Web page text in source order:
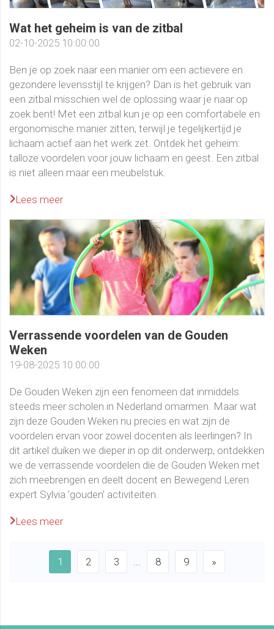
Wat het geheim is van de zitbal
02-10-2025 10:00:00
Ben je op zoek naar een manier om een actievere en
gezondere levensstijl te krijgen? Dan is het gebruik van
een zitbal misschien wel de oplossing waar je naar op
zoek bent! Met een zitbal kun je op een comfortabele en
ergonomische manier zitten, terwijl je tegelijkertijd je
lichaam actief aan het werk zet. Ontdek het geheim:
talloze voordelen voor jouw lichaam en geest. Een zitbal
is niet alleen maar een meubelstuk.
Lees meer
Verrassende voordelen van de Gouden
Weken
19-08-2025 10:00:00
De Gouden Weken zijn een fenomeen dat inmiddels
steeds meer scholen in Nederland omarmen. Maar wat
zijn deze Gouden Weken nu precies en wat zijn de
voordelen ervan voor zowel docenten als leerlingen? In
dit artikel duiken we dieper in op dit onderwerp, ontdekken
we de verrassende voordelen die de Gouden Weken met
zich meebrengen en deelt docent en Bewegend Leren
expert Sylvia 'gouden' activiteiten.
Lees meer
1 2 3 8 9 »